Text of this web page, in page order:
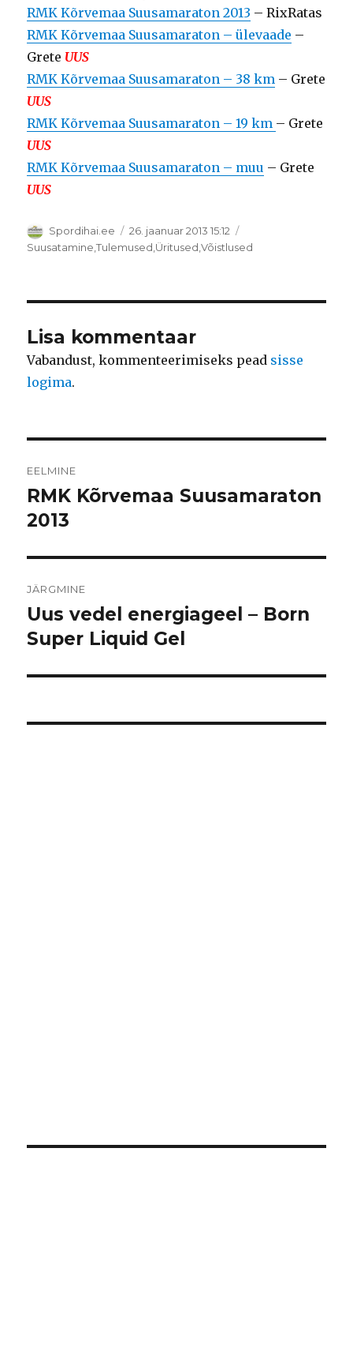
RMK Kõrvemaa Suusamaraton 2013 – RixRatas
RMK Kõrvemaa Suusamaraton – ülevaade –
Grete UUS
RMK Kõrvemaa Suusamaraton – 38 km – Grete
UUS
RMK Kõrvemaa Suusamaraton – 19 km – Grete
UUS
RMK Kõrvemaa Suusamaraton – muu – Grete
UUS
Autor
Spordihai.ee Postitatud
26. jaanuar 2013 15:12
Rubriigid
Suusatamine,Tulemused,Üritused,Võistlused
Lisa kommentaar
Vabandust, kommenteerimiseks pead sisse
logima.
EELMINE
Eelmine
postitus:
RMK Kõrvemaa Suusamaraton
2013
JÄRGMINE
Järgmine
postitus:
Uus vedel energiageel – Born
Super Liquid Gel